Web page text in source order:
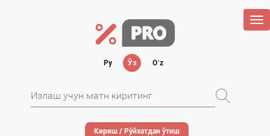
Ру Ўз Oʻz
Кириш / Рўйхатдан ўтиш